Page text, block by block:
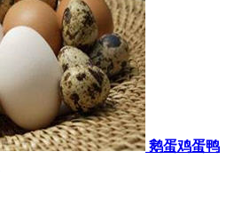
鹅蛋鸡蛋鸭